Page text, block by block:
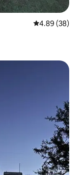
レビュー38
4.89 (38)